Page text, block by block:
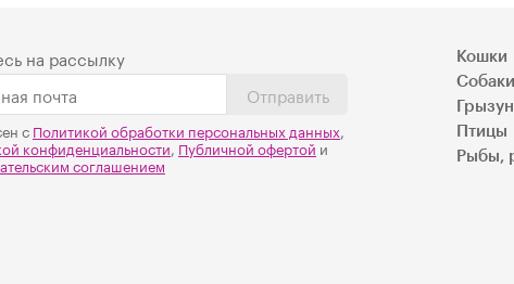
на рассылку
Отправить
с Политикой обработки персональных данных
конфиденциальности,Публичной офертойи
соглашением
Кошки
Собаки
Птицы
Рыбы,